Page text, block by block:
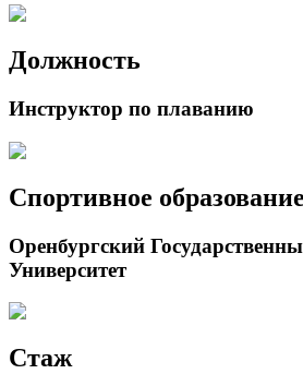
Должность
Инструктор по плаванию
Спортивное образование
Оренбургский
Университет
Стаж